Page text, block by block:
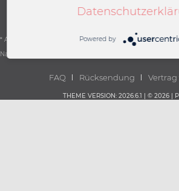
* Alle Preise inkl. gesetzl. Mehrwertsteuer zzgl.
Nachnahmegebühren, wenn nicht anders beschrieben
FAQ Rücksendung
THEME VERSION: 2026.6.1 | © 2026 |
Powered by